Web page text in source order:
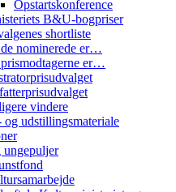
Opstartskonference
B&U-bogpriser
shortliste
nominerede er…
er…
vindere
og udstillingsmateriale
ungepuljer